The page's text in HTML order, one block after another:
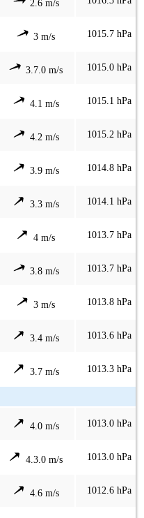
2.6 m/s
3 m/s 1015.7 hPa
3.7.0 m/s 1015.0 hPa
4.1 m/s 1015.1 hPa
4.2 m/s 1015.2 hPa
3.9 m/s 1014.8 hPa
3.3 m/s 1014.1 hPa
4 m/s 1013.7 hPa
3.8 m/s 1013.7 hPa
3 m/s 1013.8 hPa
3.4 m/s 1013.6 hPa
3.7 m/s 1013.3 hPa
4.0 m/s 1013.0 hPa
4.3.0 m/s 1013.0 hPa
4.6 m/s 1012.6 hPa